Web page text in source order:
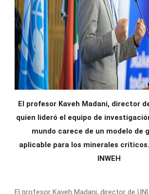
El profesor Kaveh Madani, director
quien lideró el equipo de
mundo carece de un modelo de
aplicable para los minerales
INWEH
El profesor Kaveh Madani, director de